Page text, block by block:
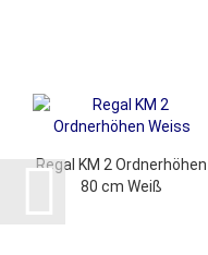
Regal KM 2 Ordnerhöhen
80 cm Weiß